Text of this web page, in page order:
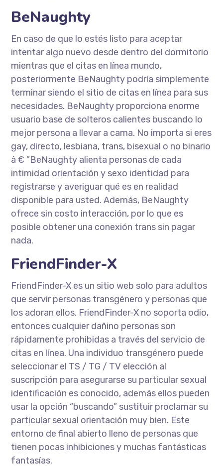
BeNaughty
En caso de que lo estés listo para aceptar
intentar algo nuevo desde dentro del dormitorio
mientras que el citas en línea mundo,
posteriormente BeNaughty podría simplemente
terminar siendo el sitio de citas en línea para sus
necesidades. BeNaughty proporciona enorme
usuario base de solteros calientes buscando lo
mejor persona a llevar a cama. No importa si eres
gay, directo, lesbiana, trans, bisexual o no binario
â € ”BeNaughty alienta personas de cada
intimidad orientación y sexo identidad para
registrarse y averiguar qué es en realidad
disponible para usted. Además, BeNaughty
ofrece sin costo interacción, por lo que es
posible obtener una conexión trans sin pagar
nada.
FriendFinder-X
FriendFinder-X es un sitio web solo para adultos
que servir personas transgénero y personas que
los adoran ellos. FriendFinder-X no soporta odio,
entonces cualquier dañino personas son
rápidamente prohibidas a través del servicio de
citas en línea. Una individuo transgénero puede
seleccionar el TS / TG ​​/ TV elección al
suscripción para asegurarse su particular sexual
identificación es conocido, además ellos pueden
usar la opción “buscando” sustituir proclamar su
particular sexual orientación muy bien. Este
entorno de final abierto lleno de personas que
tienen pocas inhibiciones y muchas fantásticas
fantasías.